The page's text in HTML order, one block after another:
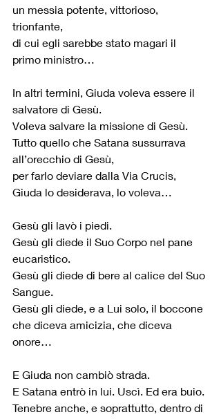
un messia potente, vittorioso,
trionfante,
di cui egli sarebbe stato magari il
primo ministro…
In altri termini, Giuda voleva essere il
salvatore di Gesù.
Voleva salvare la missione di Gesù.
Tutto quello che Satana sussurrava
all’orecchio di Gesù,
per farlo deviare dalla Via Crucis,
Giuda lo desiderava, lo voleva…
Gesù gli lavò i piedi.
Gesù gli diede il Suo Corpo nel pane
eucaristico.
Gesù gli diede di bere al calice del Suo
Sangue.
Gesù gli diede, e a Lui solo, il boccone
che diceva amicizia, che diceva
onore…
E Giuda non cambiò strada.
E Satana entrò in lui. Uscì. Ed era buio.
Tenebre anche, e soprattutto, dentro di